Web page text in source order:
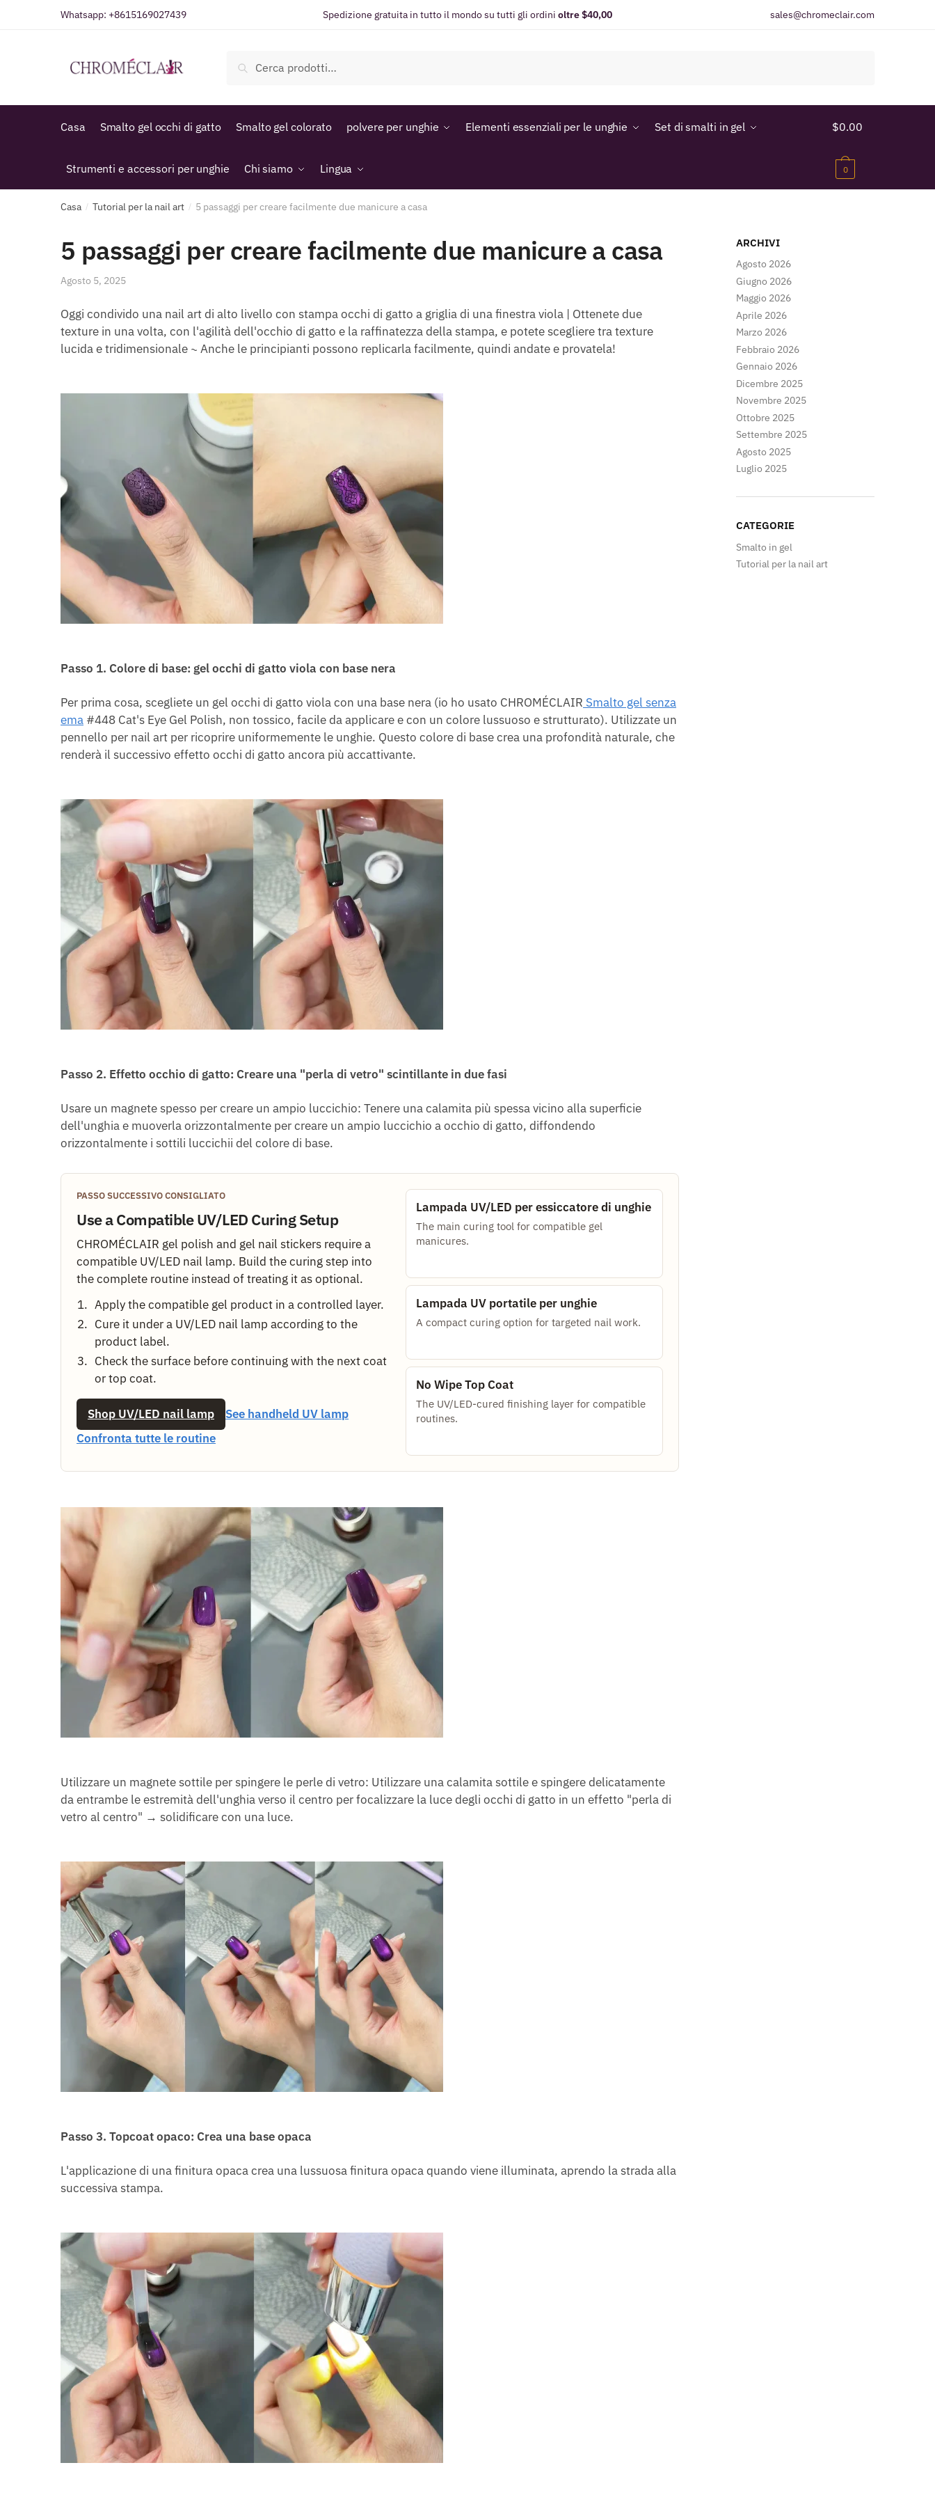
Whatsapp: +8615169027439 Spedizione gratuita in tutto il mondo su tutti gli ordini oltre $40,00 sales@chromeclair.com
Cerca
Casa Smalto gel occhi di gatto Smalto gel colorato polvere per unghie Elementi essenziali per le unghie Set di smalti in gel
Strumenti e accessori per unghie Chi siamo Lingua
$0.00
0
Casa / Tutorial per la nail art / 5 passaggi per creare facilmente due manicure a casa
5 passaggi per creare facilmente due manicure a casa
Agosto 5, 2025
Oggi condivido una nail art di alto livello con stampa occhi di gatto a griglia di una finestra viola | Ottenete due
texture in una volta, con l'agilità dell'occhio di gatto e la raffinatezza della stampa, e potete scegliere tra texture
lucida e tridimensionale ~ Anche le principianti possono replicarla facilmente, quindi andate e provatela!
Passo 1. Colore di base: gel occhi di gatto viola con base nera
Per prima cosa, scegliete un gel occhi di gatto viola con una base nera (io ho usato CHROMÉCLAIR Smalto gel senza
ema #448 Cat's Eye Gel Polish, non tossico, facile da applicare e con un colore lussuoso e strutturato). Utilizzate un
pennello per nail art per ricoprire uniformemente le unghie. Questo colore di base crea una profondità naturale, che
renderà il successivo effetto occhi di gatto ancora più accattivante.
Passo 2. Effetto occhio di gatto: Creare una "perla di vetro" scintillante in due fasi
Usare un magnete spesso per creare un ampio luccichio: Tenere una calamita più spessa vicino alla superficie
dell'unghia e muoverla orizzontalmente per creare un ampio luccichio a occhio di gatto, diffondendo
orizzontalmente i sottili luccichii del colore di base.
PASSO SUCCESSIVO CONSIGLIATO
Use a Compatible UV/LED Curing Setup
CHROMÉCLAIR gel polish and gel nail stickers require a
compatible UV/LED nail lamp. Build the curing step into
the complete routine instead of treating it as optional.
Apply the compatible gel product in a controlled layer.
Cure it under a UV/LED nail lamp according to the
product label.
Check the surface before continuing with the next coat
or top coat.
Shop UV/LED nail lamp
See handheld UV lamp
Confronta tutte le routine
Lampada UV/LED per essiccatore di unghie
The main curing tool for compatible gel
manicures.
Lampada UV portatile per unghie
A compact curing option for targeted nail work.
No Wipe Top Coat
The UV/LED-cured finishing layer for compatible
routines.
Utilizzare un magnete sottile per spingere le perle di vetro: Utilizzare una calamita sottile e spingere delicatamente
da entrambe le estremità dell'unghia verso il centro per focalizzare la luce degli occhi di gatto in un effetto "perla di
vetro al centro" → solidificare con una luce.
Passo 3. Topcoat opaco: Crea una base opaca
L'applicazione di una finitura opaca crea una lussuosa finitura opaca quando viene illuminata, aprendo la strada alla
successiva stampa.
ARCHIVI
Agosto 2026
Giugno 2026
Maggio 2026
Aprile 2026
Marzo 2026
Febbraio 2026
Gennaio 2026
Dicembre 2025
Novembre 2025
Ottobre 2025
Settembre 2025
Agosto 2025
Luglio 2025
CATEGORIE
Smalto in gel
Tutorial per la nail art